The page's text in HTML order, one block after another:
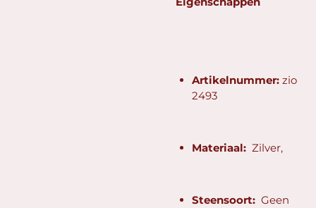
Artikelnummer:zio
2493
Materiaal: Zilver,
Steensoort: Geen